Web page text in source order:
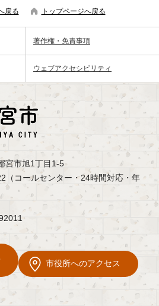
戻る トップページへ戻る
著作権・免責事項
ウェブアクセシビリティ
宮市旭1丁目1-5
（コールセンター・24時間対応・年
市役所へのアクセス